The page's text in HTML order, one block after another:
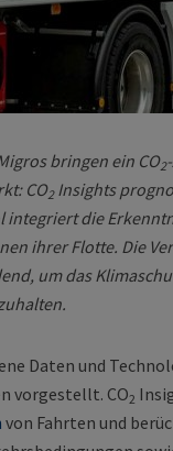
bringen ein CO2
CO2Insights
integriert die
ihrer Flotte. Die
um das
Daten und
vorgestellt. CO2
von Fahrten und